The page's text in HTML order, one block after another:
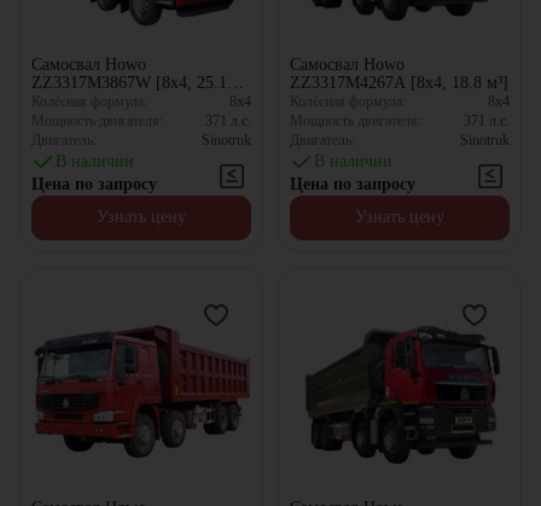
Самосвал Howo
ZZ3317M3867W [8x4, 25.1
м³]
Колёсная формула:
8x4
Мощность двигателя:
371 л.с.
Двигатель:
Sinotruk
В наличии
Цена по запросу
Узнать цену
Самосвал Howo
ZZ3317M4267A [8x4, 18.8 м³]
Колёсная формула:
8x4
Мощность двигателя:
371 л.с.
Двигатель:
Sinotruk
В наличии
Цена по запросу
Узнать цену